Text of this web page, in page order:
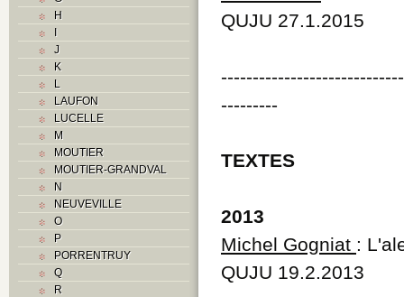
H
I
J
K
L
LAUFON
LUCELLE
M
MOUTIER
MOUTIER-GRANDVAL
N
NEUVEVILLE
O
P
PORRENTRUY
Q
R
QUJU 27.1.2015
---------
TEXTES
2013
Michel Gogniat :
QUJU 19.2.2013